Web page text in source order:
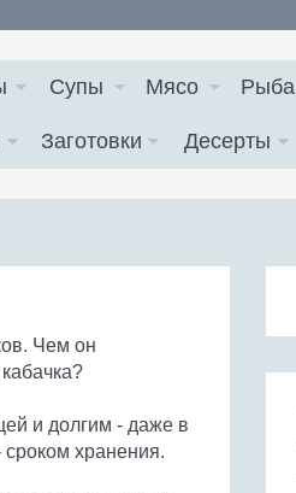
Супы Мясо Рыба
Заготовки Десерты
Чем он
и долгим - даже в
сроком хранения.